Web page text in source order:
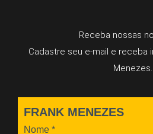
Receba nossas
Cadastre seu e-mail e receba
Menezes.
FRANK MENEZES
Nome *